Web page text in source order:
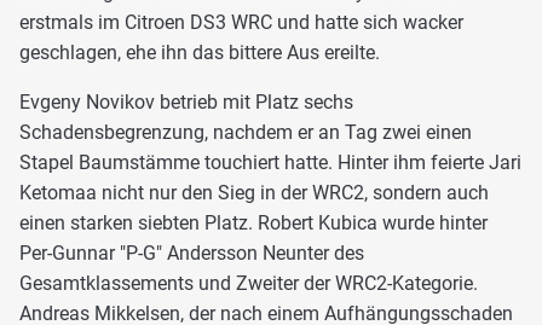
erstmals im Citroen DS3 WRC und hatte sich wacker
geschlagen, ehe ihn das bittere Aus ereilte.
Evgeny Novikov betrieb mit Platz sechs
Schadensbegrenzung, nachdem er an Tag zwei einen
Stapel Baumstämme touchiert hatte. Hinter ihm feierte Jari
Ketomaa nicht nur den Sieg in der WRC2, sondern auch
einen starken siebten Platz. Robert Kubica wurde hinter
Per-Gunnar "P-G" Andersson Neunter des
Gesamtklassements und Zweiter der WRC2-Kategorie.
Andreas Mikkelsen, der nach einem Aufhängungsschaden